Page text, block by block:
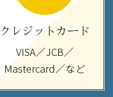
クレジットカード
VISA／JCB／
Mastercard／など